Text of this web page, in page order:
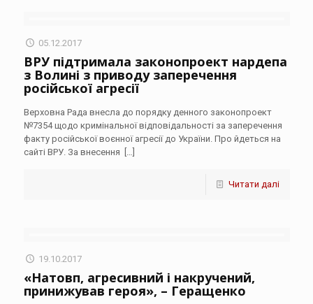
05.12.2017
ВРУ підтримала законопроект нардепа
з Волині з приводу заперечення
російської агресії
Верховна Рада внесла до порядку денного законопроект
№7354 щодо кримінальної відповідальності за заперечення
факту російської воєнної агресії до України. Про йдеться на
сайті ВРУ. За внесення […]
Читати далі
19.10.2017
«Натовп, агресивний і накручений,
принижував героя», – Геращенко